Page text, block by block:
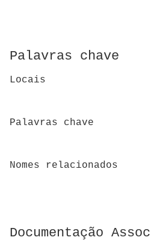
Palavras chave
Locais
Palavras chave
Nomes relacionados
Documentação